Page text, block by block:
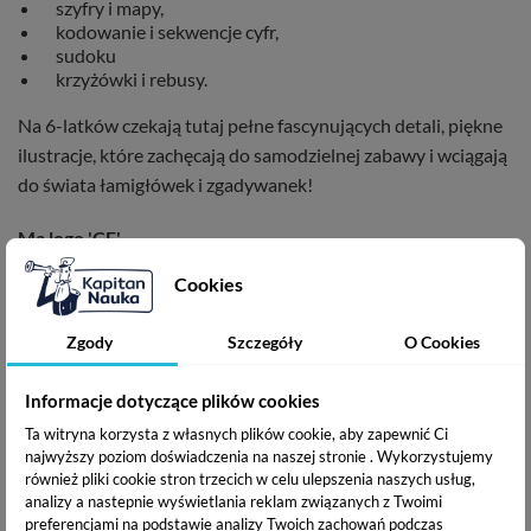
szyfry i mapy,
kodowanie i sekwencje cyfr,
sudoku
krzyżówki i rebusy.
Na 6-latków czekają tutaj pełne fascynujących detali, piękne
ilustracje, które zachęcają do samodzielnej zabawy i wciągają
do świata łamigłówek i zgadywanek!
Ma logo 'CE'.
W serii:
Łamigłówki dla 3-latka
Łamigłówki dla 4-latka
ISBN:978-83-68043-25-9
Data wydania: sierpień 2025
Stron:96
Zawartość:Książka
Cookies
Zgody Szczegóły O Cookies
Informacje dotyczące plików cookies
Ta witryna korzysta z własnych plików cookie, aby zapewnić Ci
najwyższy poziom doświadczenia na naszej stronie . Wykorzystujemy
również pliki cookie stron trzecich w celu ulepszenia naszych usług,
analizy a nastepnie wyświetlania reklam związanych z Twoimi
preferencjami na podstawie analizy Twoich zachowań podczas